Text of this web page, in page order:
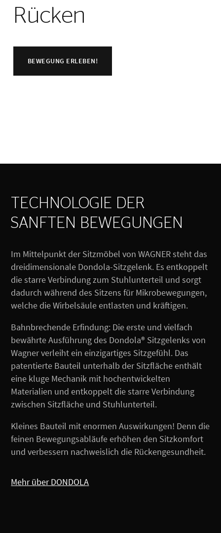
Rücken
BEWEGUNG ERLEBEN!
TECHNOLOGIE DER
SANFTEN BEWEGUNGEN
Im Mittelpunkt der Sitzmöbel von WAGNER steht das
dreidimensionale Dondola-Sitzgelenk. Es entkoppelt
die starre Verbindung zum Stuhlunterteil und sorgt
dadurch während des Sitzens für Mikrobewegungen,
welche die Wirbelsäule entlasten und kräftigen.
Bahnbrechende Erfindung: Die erste und vielfach
bewährte Ausführung des Dondola® Sitzgelenks von
Wagner verleiht ein einzigartiges Sitzgefühl. Das
patentierte Bauteil unterhalb der Sitzfläche enthält
eine kluge Mechanik mit hochentwickelten
Materialien und entkoppelt die starre Verbindung
zwischen Sitzfläche und Stuhlunterteil.
Kleines Bauteil mit enormen Auswirkungen! Denn die
feinen Bewegungsabläufe erhöhen den Sitzkomfort
und verbessern nachweislich die Rückengesundheit.
Mehr über DONDOLA